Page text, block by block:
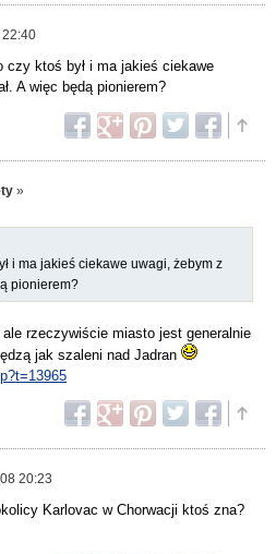
czy ktoś był i ma jakieś ciekawe
A więc będą pionierem?
»
i ma jakieś ciekawe uwagi, żebym z
pionierem?
rzeczywiście miasto jest generalnie
jak szaleni nad Jadran
20:23
Karlovac w Chorwacji ktoś zna?